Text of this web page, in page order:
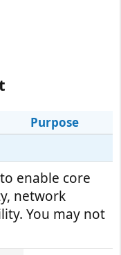
Purpose
enable core
network
You may not